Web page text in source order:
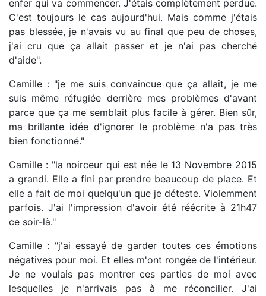
enfer qui va commencer. J'étais complètement perdue.
C'est toujours le cas aujourd'hui. Mais comme j'étais
pas blessée, je n'avais vu au final que peu de choses,
j'ai cru que ça allait passer et je n'ai pas cherché
d'aide".
Camille : "je me suis convaincue que ça allait, je me
suis même réfugiée derrière mes problèmes d'avant
parce que ça me semblait plus facile à gérer. Bien sûr,
ma brillante idée d'ignorer le problème n'a pas très
bien fonctionné."
Camille : "la noirceur qui est née le 13 Novembre 2015
a grandi. Elle a fini par prendre beaucoup de place. Et
elle a fait de moi quelqu'un que je déteste. Violemment
parfois. J'ai l'impression d'avoir été réécrite à 21h47
ce soir-là."
Camille : "j'ai essayé de garder toutes ces émotions
négatives pour moi. Et elles m'ont rongée de l'intérieur.
Je ne voulais pas montrer ces parties de moi avec
lesquelles je n'arrivais pas à me réconcilier. J'ai